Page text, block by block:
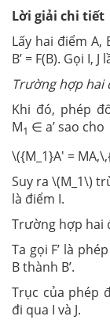
Lời giải chi tiết
Lấy hai điểm A,
B’ = F(B). Gọi I,
Trường hợp hai
Khi đó, phép
M1 ∈ a’ sao cho
\({M_1}A' =
Suy ra \(M_1\)
là điểm I.
Trường hợp hai
Ta gọi F’ là
B thành B’.
Trục của phép
đi qua I và J.